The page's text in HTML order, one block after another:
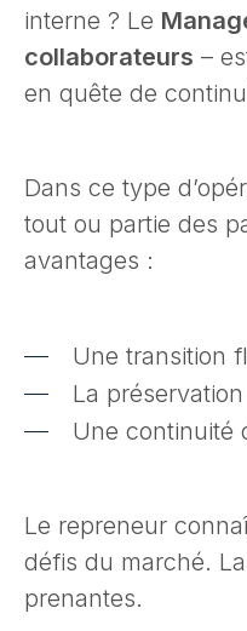
interne ? Le
collaborateurs –
en quête de
Dans ce type
tout ou partie des
avantages :
Une transition
La
Une continuité
Le repreneur
défis du marché.
prenantes.